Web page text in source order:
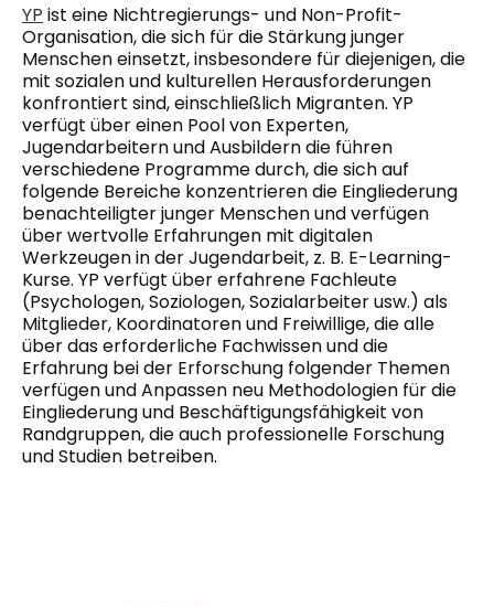
YP ist eine Nichtregierungs- und Non-Profit-
Organisation, die sich für die Stärkung junger
Menschen einsetzt, insbesondere für diejenigen, die
mit sozialen und kulturellen Herausforderungen
konfrontiert sind, einschließlich Migranten. YP
verfügt über einen Pool von Experten,
Jugendarbeitern und Ausbilderndie führen
verschiedene Programme durch, die sich auf
folgende Bereiche konzentrierendie Eingliederung
benachteiligter junger Menschen und verfügen
über wertvolle Erfahrungen mit digitalen
Werkzeugen in der Jugendarbeit, z. B. E-Learning-
Kurse. YP verfügt über erfahrene Fachleute
(Psychologen, Soziologen, Sozialarbeiter usw.) als
Mitglieder, Koordinatoren und Freiwillige, die alle
über das erforderliche Fachwissen und die
Erfahrung bei der Erforschung folgender Themen
verfügenundAnpassen neu Methodologien für die
Eingliederung und Beschäftigungsfähigkeit von
Randgruppen, die auch professionelle Forschung
und Studien betreiben.